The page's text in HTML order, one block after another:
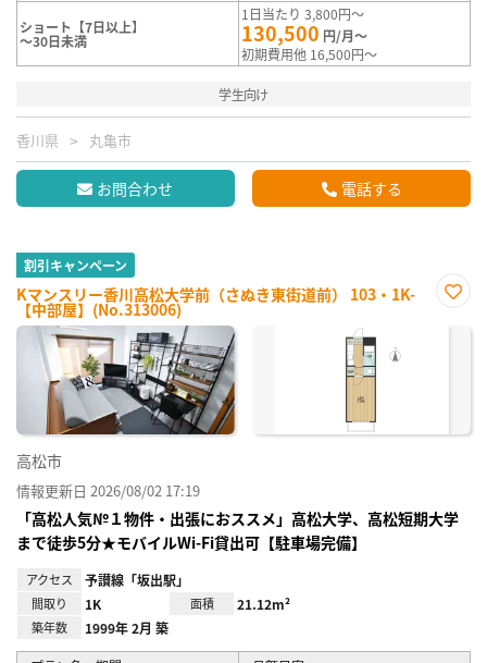
ショート【7日以上】
～30日未満
1日当たり 3,800円～
130,500 円/月～
初期費用他 16,500円～
学生向け
香川県 丸亀市
お問合わせ 電話する
割引キャンペーン
Kマンスリー香川高松大学前（さぬき東街道前） 103・1K-
【中部屋】(No.313006)
に入
高松市
情報更新日 2026/08/02 17:19
「高松人気№１物件・出張におススメ」高松大学、高松短期大学
まで徒歩5分★モバイルWi-Fi貸出可【駐車場完備】
アクセス 予讃線「坂出駅」
間取り 1K 面積 21.12m²
築年数 1999年 2月 築